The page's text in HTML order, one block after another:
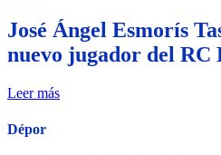
José Ángel Esmorís
nuevo jugador del RC
Leer más
Dépor